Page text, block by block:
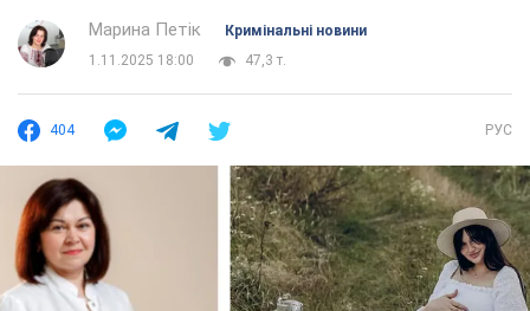
Марина Петік
Кримінальні новини
1.11.2025 18:00
47,3 т.
404 РУС